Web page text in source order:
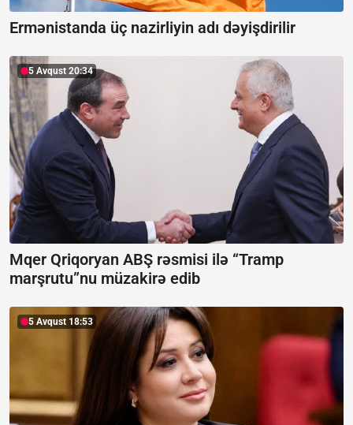
Ermənistanda üç nazirliyin adı dəyişdirilir
5 Avqust 20:34
Mqer Qriqoryan ABŞ rəsmisi ilə “Tramp
marşrutu”nu müzakirə edib
5 Avqust 18:53